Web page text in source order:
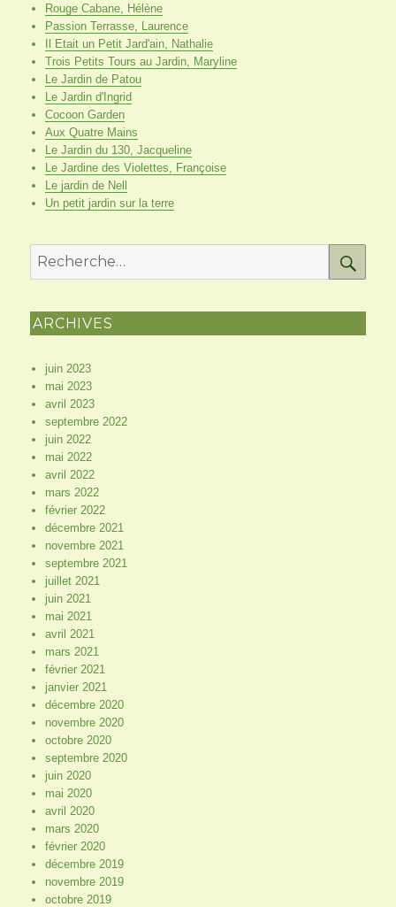
Rouge Cabane, Hélène
Passion Terrasse, Laurence
Il Etait un Petit Jard'ain, Nathalie
Trois Petits Tours au Jardin, Maryline
Le Jardin de Patou
Le Jardin d'Ingrid
Cocoon Garden
Aux Quatre Mains
Le Jardin du 130, Jacqueline
Le Jardine des Violettes, Françoise
Le jardin de Nell
Un petit jardin sur la terre
Recherche
pour
ARCHIVES
juin 2023
mai 2023
avril 2023
septembre 2022
juin 2022
mai 2022
avril 2022
mars 2022
février 2022
décembre 2021
novembre 2021
septembre 2021
juillet 2021
juin 2021
mai 2021
avril 2021
mars 2021
février 2021
janvier 2021
décembre 2020
novembre 2020
octobre 2020
septembre 2020
juin 2020
mai 2020
avril 2020
mars 2020
février 2020
décembre 2019
novembre 2019
octobre 2019